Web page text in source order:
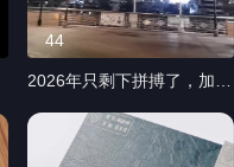
44
2026年只剩下拼搏了，加油